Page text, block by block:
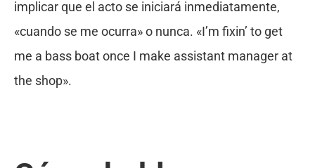
implicar que el acto se iniciará inmediatamente,
«cuando se me ocurra» o nunca. «I’m fixin’ to get
me a bass boat once I make assistant manager at
the shop».